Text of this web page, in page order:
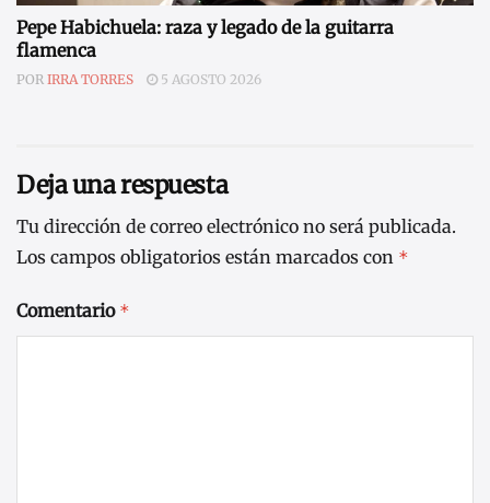
Pepe Habichuela: raza y legado de la guitarra
flamenca
POR IRRA TORRES 5 AGOSTO 2026
Deja una respuesta
Tu dirección de correo electrónico no será publicada.
Los campos obligatorios están marcados con *
Comentario *